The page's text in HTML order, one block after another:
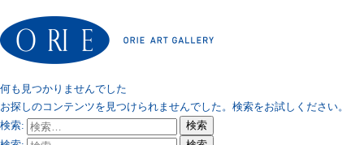
何も見つかりませんでした
お探しのコンテンツを見つけられませんでした。検索をお試しください。
検索:
検索